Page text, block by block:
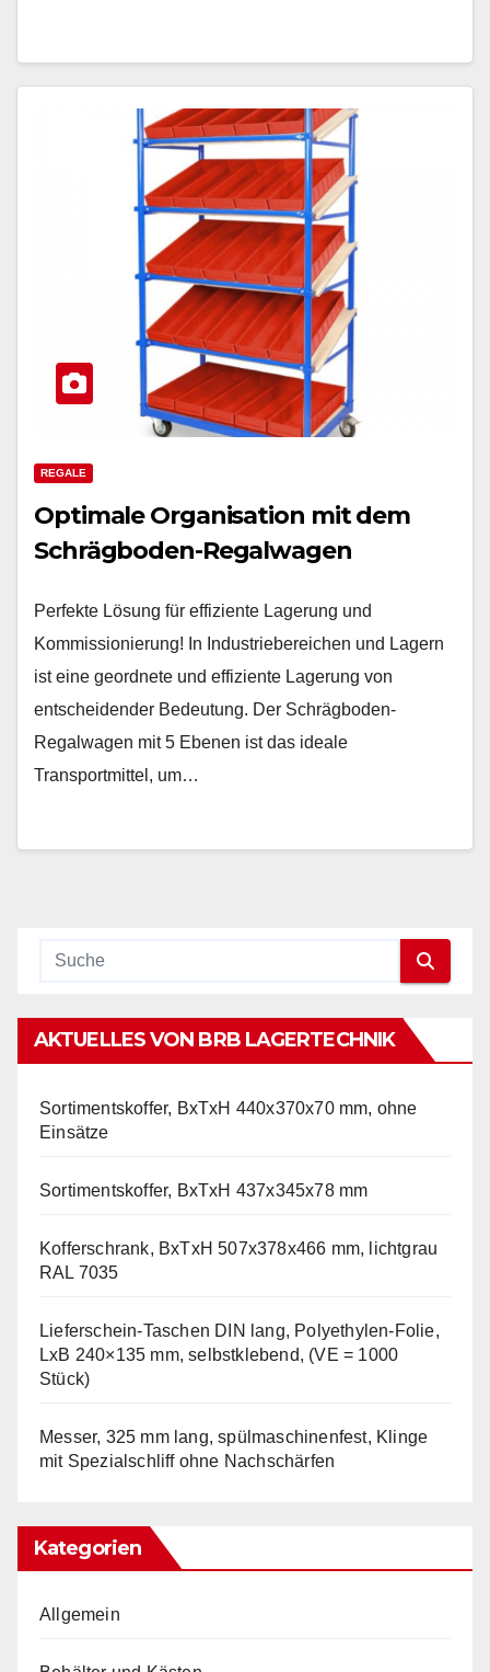
REGALE
Optimale Organisation mit dem
Schrägboden-Regalwagen
Perfekte Lösung für effiziente Lagerung und
Kommissionierung! In Industriebereichen und Lagern
ist eine geordnete und effiziente Lagerung von
entscheidender Bedeutung. Der Schrägboden-
Regalwagen mit 5 Ebenen ist das ideale
Transportmittel, um…
AKTUELLES VON BRB LAGERTECHNIK
Sortimentskoffer, BxTxH 440x370x70 mm, ohne
Einsätze
Sortimentskoffer, BxTxH 437x345x78 mm
Kofferschrank, BxTxH 507x378x466 mm, lichtgrau
RAL 7035
Lieferschein-Taschen DIN lang, Polyethylen-Folie,
LxB 240×135 mm, selbstklebend, (VE = 1000
Stück)
Messer, 325 mm lang, spülmaschinenfest, Klinge
mit Spezialschliff ohne Nachschärfen
Kategorien
Allgemein